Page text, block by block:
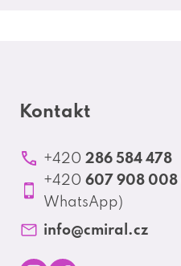
Kontakt
+420 286 584 478
+420 607 908 008
WhatsApp)
info@cmiral.cz